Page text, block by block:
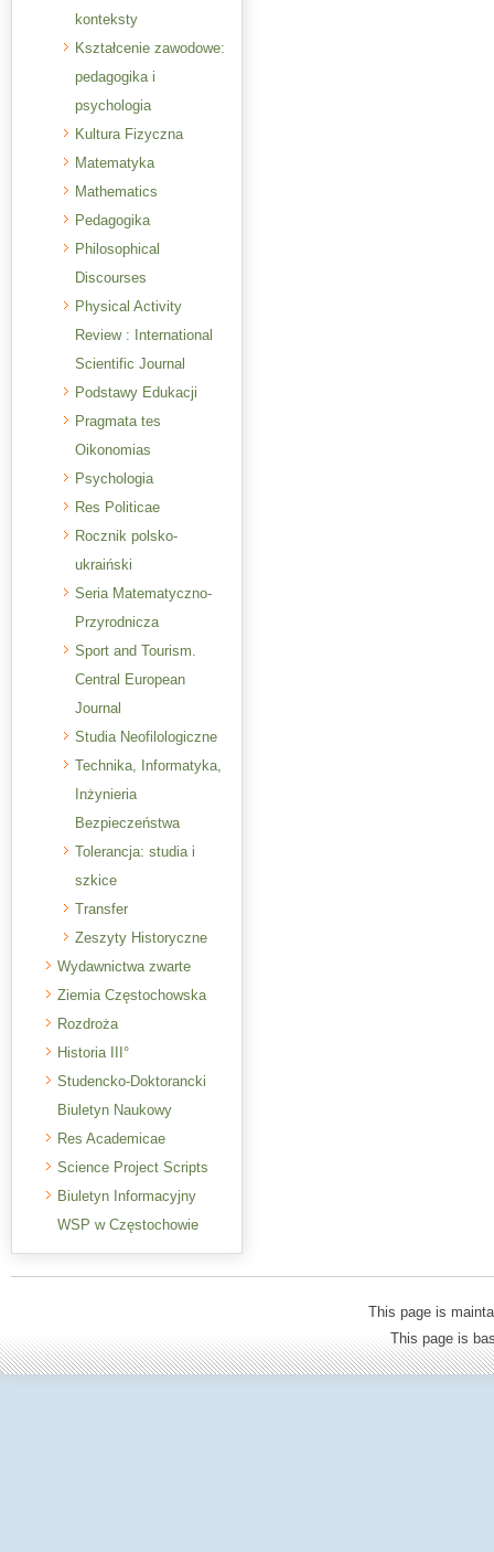
konteksty
Kształcenie zawodowe:
pedagogika i
psychologia
Kultura Fizyczna
Matematyka
Mathematics
Pedagogika
Philosophical
Discourses
Physical Activity
Review : International
Scientific Journal
Podstawy Edukacji
Pragmata tes
Oikonomias
Psychologia
Res Politicae
Rocznik polsko-
ukraiński
Seria Matematyczno-
Przyrodnicza
Sport and Tourism.
Central European
Journal
Studia Neofilologiczne
Technika, Informatyka,
Inżynieria
Bezpieczeństwa
Tolerancja: studia i
szkice
Transfer
Zeszyty Historyczne
Wydawnictwa zwarte
Ziemia Częstochowska
Rozdroża
Historia III°
Studencko-Doktorancki
Biuletyn Naukowy
Res Academicae
Science Project Scripts
Biuletyn Informacyjny
WSP w Częstochowie
This page is
This page is